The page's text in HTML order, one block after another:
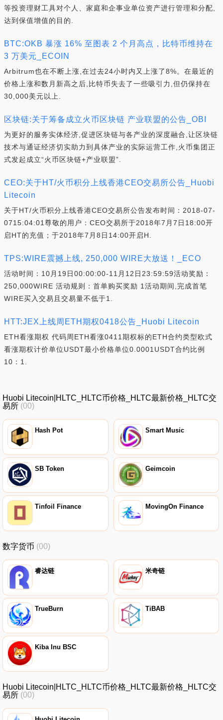
等投资理财工具对个人、家庭和企事业单位资产进行管理和分配,
达到保值增值的目的.
BTC:OKB 暴涨 16% 至图表 2 个月高点，比特币维持在
3 万美元_ECOIN
Arbitrum也在不断上涨,在过去24小时内又上涨了8%。在最近的
价格上涨和数月新高之后,比特币失去了一些吸引力,但仍保持在
30,000美元以上.
区块链:关于筹备成立火币区块链 产业联盟的公告_OBI
为更好的服务实体经济,促进区块链与各产业的深度融合,让区块链
技术与通证经济切实助力到具体产业的实际运营工作,火币集团正
式发起成立“火币区块链+产业联盟”.
CEO:关于HT/火币积分上线香港CEO交易所公告_Huobi
Litecoin
关于HT/火币积分上线香港CEO交易所公告发布时间：2018-07-
0715:04:01尊敬的用户：CEO交易所于2018年7月7日18:00开
启HT的充值；于2018年7月8日14:00开启H.
TPS:WIRE震撼上线, 250,000 WIRE大放送！_ECO
活动时间：10月19日00:00:00-11月12日23:59:59活动奖励：
250,000WIRE 活动规则：首单购买奖励 1活动期间,完成首笔
WIRE买入交易且交易量不低于1.
HTT:JEX上线周ETH期权0418公告_Huobi Litecoin
ETH看涨期权 代码周ETH看涨0411期权标的ETH合约类型欧式
看涨期权计价单位USDT最小价格单位0.0001USDT合约比例
10：1.
Huobi Litecoin|HLTC_HLTC币价格_HLTC最新价格_HLTC交
易所 (00)
Hash Pot Smart Music
SB Token Geimcoin
Tinfoil Finance MovingOn Finance
数字货币 (00)
睿达链 米奇链
TrueBurn TiBAB
Kiba Inu BSC
Huobi Litecoin|HLTC_HLTC币价格_HLTC最新价格_HLTC交
易所 (00)